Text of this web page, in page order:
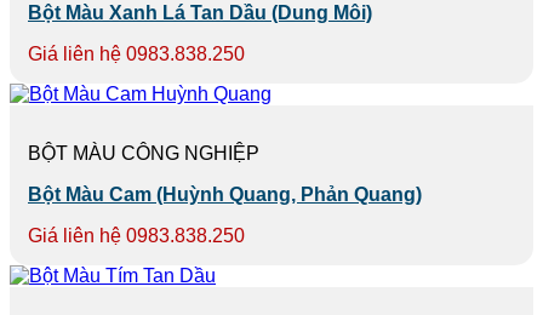
Bột Màu Xanh Lá Tan Dầu (Dung Môi)
Giá liên hệ 0983.838.250
BỘT MÀU CÔNG NGHIỆP
Bột Màu Cam (Huỳnh Quang, Phản Quang)
Giá liên hệ 0983.838.250